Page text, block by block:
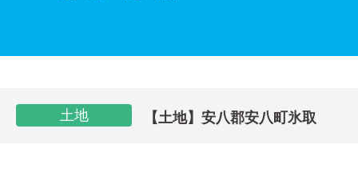
土地 【土地】安八郡安八町氷取